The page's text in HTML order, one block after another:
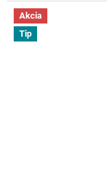
Akcia
Tip